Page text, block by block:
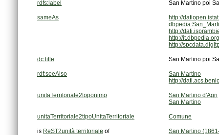
rdfs:label San Martino poi
sameAs
http://
http://
http://
http://
dc:title San Martino poi
rdf:seeAlso
San Martino
http://
unitaTerritoriale2toponimo
San Martino d'Agri
San Martino
unitaTerritoriale2tipoUnitaTerritoriale Comune
is ReST2unità territoriale of
San Martino